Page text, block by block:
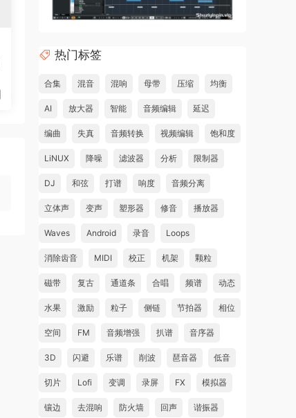
热门标签
合集 混音 混响 母带 压缩 均衡
AI 放大器 智能 音频编辑 延迟
编曲 失真 音频转换 视频编辑 饱和度
LiNUX 降噪 滤波器 分析 限制器
DJ 和弦 打谱 响度 音频分离
立体声 变声 塑形器 修音 播放器
Waves Android 录音 Loops
消除齿音 MIDI 校正 机架 颗粒
磁带 复古 通道条 合唱 频谱 动态
水果 激励 粒子 侧链 节拍器 相位
空间 FM 音频增强 扒谱 音序器
3D 闪避 乐谱 削波 琶音器 低音
切片 Lofi 变调 录屏 FX 模拟器
镶边 去混响 防火墙 回声 谐振器